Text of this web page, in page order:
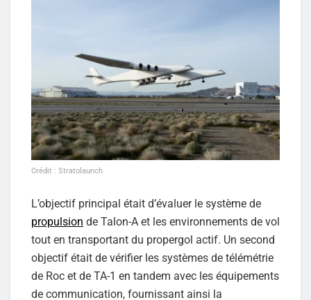
Crédit : Stratolaunch
L’objectif principal était d’évaluer le système de
propulsion de Talon-A et les environnements de vol
tout en transportant du propergol actif. Un second
objectif était de vérifier les systèmes de télémétrie
de Roc et de TA-1 en tandem avec les équipements
de communication, fournissant ainsi la